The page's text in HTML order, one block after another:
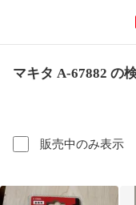
マキタ A-67882 の
販売中のみ表示